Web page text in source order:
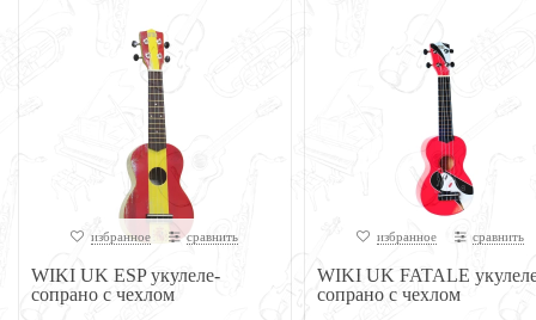
избранное сравнить
WIKI UK ESP укулеле-
сопрано с чехлом
избранное сравнить
WIKI UK FATALE
сопрано с чехлом